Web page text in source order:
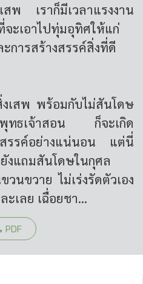
สพ เราก็มีเวลาแรงงาน
ะเอาไปทุ่มอุทิศให้แก่
การสร้างสรรค์สิ่งที่ดี
งเสพ พร้อมกับไม่สันโดษ
พุทธเจ้าสอน ก็จะเกิด
สรรค์อย่างแน่นอน แต่นี่
งแถมสันโดษในกุศล
นขวาย ไม่เร่งรัดตัวเอง
เลย เฉื่อยชา...
PDF